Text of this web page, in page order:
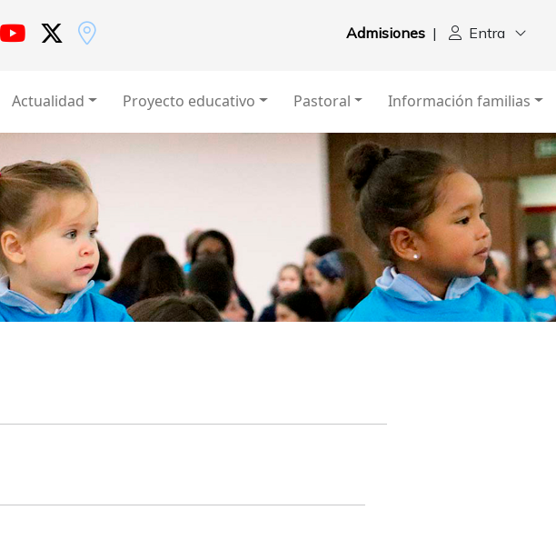
Entra
|
Admisiones
Actualidad Proyecto educativo Pastoral Información familias